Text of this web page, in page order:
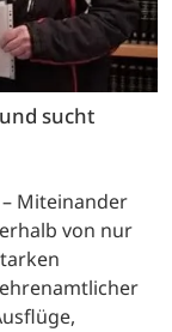
sucht
Miteinander
von nur